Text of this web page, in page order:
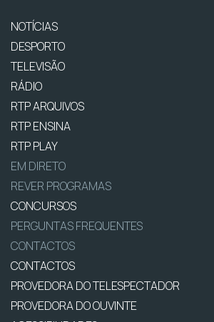
NOTÍCIAS
DESPORTO
TELEVISÃO
RÁDIO
RTP ARQUIVOS
RTP ENSINA
RTP PLAY
EM DIRETO
REVER PROGRAMAS
CONCURSOS
PERGUNTAS FREQUENTES
CONTACTOS
CONTACTOS
PROVEDORA DO TELESPECTADOR
PROVEDORA DO OUVINTE